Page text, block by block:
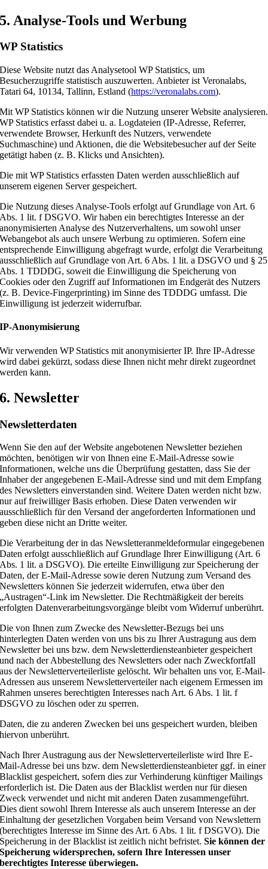
5. Analyse-Tools und Werbung
WP Statistics
Diese Website nutzt das Analysetool WP Statistics, um
Besucherzugriffe statistisch auszuwerten. Anbieter ist Veronalabs,
Tatari 64, 10134, Tallinn, Estland (https://veronalabs.com).
Mit WP Statistics können wir die Nutzung unserer Website analysieren.
WP Statistics erfasst dabei u. a. Logdateien (IP-Adresse, Referrer,
verwendete Browser, Herkunft des Nutzers, verwendete
Suchmaschine) und Aktionen, die die Websitebesucher auf der Seite
getätigt haben (z. B. Klicks und Ansichten).
Die mit WP Statistics erfassten Daten werden ausschließlich auf
unserem eigenen Server gespeichert.
Die Nutzung dieses Analyse-Tools erfolgt auf Grundlage von Art. 6
Abs. 1 lit. f DSGVO. Wir haben ein berechtigtes Interesse an der
anonymisierten Analyse des Nutzerverhaltens, um sowohl unser
Webangebot als auch unsere Werbung zu optimieren. Sofern eine
entsprechende Einwilligung abgefragt wurde, erfolgt die Verarbeitung
ausschließlich auf Grundlage von Art. 6 Abs. 1 lit. a DSGVO und § 25
Abs. 1 TDDDG, soweit die Einwilligung die Speicherung von
Cookies oder den Zugriff auf Informationen im Endgerät des Nutzers
(z. B. Device-Fingerprinting) im Sinne des TDDDG umfasst. Die
Einwilligung ist jederzeit widerrufbar.
IP-Anonymisierung
Wir verwenden WP Statistics mit anonymisierter IP. Ihre IP-Adresse
wird dabei gekürzt, sodass diese Ihnen nicht mehr direkt zugeordnet
werden kann.
6. Newsletter
Newsletter­daten
Wenn Sie den auf der Website angebotenen Newsletter beziehen
möchten, benötigen wir von Ihnen eine E-Mail-Adresse sowie
Informationen, welche uns die Überprüfung gestatten, dass Sie der
Inhaber der angegebenen E-Mail-Adresse sind und mit dem Empfang
des Newsletters einverstanden sind. Weitere Daten werden nicht bzw.
nur auf freiwilliger Basis erhoben. Diese Daten verwenden wir
ausschließlich für den Versand der angeforderten Informationen und
geben diese nicht an Dritte weiter.
Die Verarbeitung der in das Newsletteranmeldeformular eingegebenen
Daten erfolgt ausschließlich auf Grundlage Ihrer Einwilligung (Art. 6
Abs. 1 lit. a DSGVO). Die erteilte Einwilligung zur Speicherung der
Daten, der E-Mail-Adresse sowie deren Nutzung zum Versand des
Newsletters können Sie jederzeit widerrufen, etwa über den
„Austragen“-Link im Newsletter. Die Rechtmäßigkeit der bereits
erfolgten Datenverarbeitungsvorgänge bleibt vom Widerruf unberührt.
Die von Ihnen zum Zwecke des Newsletter-Bezugs bei uns
hinterlegten Daten werden von uns bis zu Ihrer Austragung aus dem
Newsletter bei uns bzw. dem Newsletterdiensteanbieter gespeichert
und nach der Abbestellung des Newsletters oder nach Zweckfortfall
aus der Newsletterverteilerliste gelöscht. Wir behalten uns vor, E-Mail-
Adressen aus unserem Newsletterverteiler nach eigenem Ermessen im
Rahmen unseres berechtigten Interesses nach Art. 6 Abs. 1 lit. f
DSGVO zu löschen oder zu sperren.
Daten, die zu anderen Zwecken bei uns gespeichert wurden, bleiben
hiervon unberührt.
Nach Ihrer Austragung aus der Newsletterverteilerliste wird Ihre E-
Mail-Adresse bei uns bzw. dem Newsletterdiensteanbieter ggf. in einer
Blacklist gespeichert, sofern dies zur Verhinderung künftiger Mailings
erforderlich ist. Die Daten aus der Blacklist werden nur für diesen
Zweck verwendet und nicht mit anderen Daten zusammengeführt.
Dies dient sowohl Ihrem Interesse als auch unserem Interesse an der
Einhaltung der gesetzlichen Vorgaben beim Versand von Newslettern
(berechtigtes Interesse im Sinne des Art. 6 Abs. 1 lit. f DSGVO). Die
Speicherung in der Blacklist ist zeitlich nicht befristet.Sie können der
Speicherung widersprechen, sofern Ihre Interessen unser
berechtigtes Interesse überwiegen.